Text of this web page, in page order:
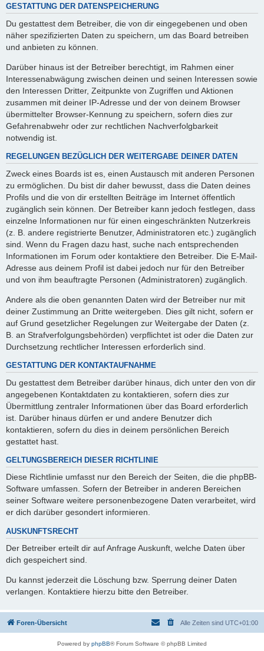
GESTATTUNG DER DATENSPEICHERUNG
Du gestattest dem Betreiber, die von dir eingegebenen und oben
näher spezifizierten Daten zu speichern, um das Board betreiben
und anbieten zu können.
Darüber hinaus ist der Betreiber berechtigt, im Rahmen einer
Interessenabwägung zwischen deinen und seinen Interessen sowie
den Interessen Dritter, Zeitpunkte von Zugriffen und Aktionen
zusammen mit deiner IP-Adresse und der von deinem Browser
übermittelter Browser-Kennung zu speichern, sofern dies zur
Gefahrenabwehr oder zur rechtlichen Nachverfolgbarkeit
notwendig ist.
REGELUNGEN BEZÜGLICH DER WEITERGABE DEINER DATEN
Zweck eines Boards ist es, einen Austausch mit anderen Personen
zu ermöglichen. Du bist dir daher bewusst, dass die Daten deines
Profils und die von dir erstellten Beiträge im Internet öffentlich
zugänglich sein können. Der Betreiber kann jedoch festlegen, dass
einzelne Informationen nur für einen eingeschränkten Nutzerkreis
(z. B. andere registrierte Benutzer, Administratoren etc.) zugänglich
sind. Wenn du Fragen dazu hast, suche nach entsprechenden
Informationen im Forum oder kontaktiere den Betreiber. Die E-Mail-
Adresse aus deinem Profil ist dabei jedoch nur für den Betreiber
und von ihm beauftragte Personen (Administratoren) zugänglich.
Andere als die oben genannten Daten wird der Betreiber nur mit
deiner Zustimmung an Dritte weitergeben. Dies gilt nicht, sofern er
auf Grund gesetzlicher Regelungen zur Weitergabe der Daten (z.
B. an Strafverfolgungsbehörden) verpflichtet ist oder die Daten zur
Durchsetzung rechtlicher Interessen erforderlich sind.
GESTATTUNG DER KONTAKTAUFNAHME
Du gestattest dem Betreiber darüber hinaus, dich unter den von dir
angegebenen Kontaktdaten zu kontaktieren, sofern dies zur
Übermittlung zentraler Informationen über das Board erforderlich
ist. Darüber hinaus dürfen er und andere Benutzer dich
kontaktieren, sofern du dies in deinem persönlichen Bereich
gestattet hast.
GELTUNGSBEREICH DIESER RICHTLINIE
Diese Richtlinie umfasst nur den Bereich der Seiten, die die phpBB-
Software umfassen. Sofern der Betreiber in anderen Bereichen
seiner Software weitere personenbezogene Daten verarbeitet, wird
er dich darüber gesondert informieren.
AUSKUNFTSRECHT
Der Betreiber erteilt dir auf Anfrage Auskunft, welche Daten über
dich gespeichert sind.
Du kannst jederzeit die Löschung bzw. Sperrung deiner Daten
verlangen. Kontaktiere hierzu bitte den Betreiber.
Foren-Übersicht Alle Zeiten sind UTC+01:00
Powered by phpBB® Forum Software © phpBB Limited